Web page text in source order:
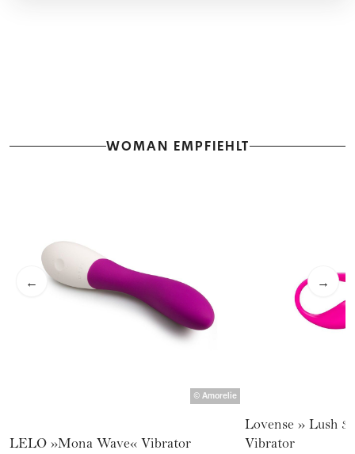
WOMAN EMPFIEHLT
← →
© Amorelie
LELO »Mona Wave« Vibrator
Lovense » Lush
Vibrator